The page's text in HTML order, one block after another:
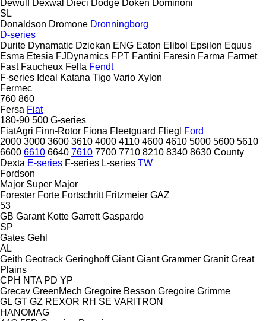
Dewulf Dexwal Dieci Dodge Doken Dominoni
SL
Donaldson Dromone Dronningborg
D-series
Durite Dynamatic Dziekan ENG Eaton Elibol Epsilon Equus
Esma Etesia FJDynamics FPT Fantini Faresin Farma Farmet
Fast Faucheux Fella Fendt
F-series Ideal Katana Tigo Vario Xylon
Fermec
760 860
Fersa Fiat
180-90 500 G-series
FiatAgri Finn-Rotor Fiona Fleetguard Fliegl
Ford
2000 3000 3600 3610 4000 4110 4600 4610 5000 5600 5610
6600 6610 6640 7610 7700 7710 8210 8340 8630 County
Dexta E-series F-series L-series TW
Fordson
Major Super Major
Forester Forte Fortschritt Fritzmeier GAZ
53
GB Garant Kotte Garrett Gaspardo
SP
Gates Gehl
AL
Geith Geotrack Geringhoff Giant Giant Grammer Granit Great
Plains
CPH NTA PD YP
Grecav GreenMech Gregoire Besson Gregoire Grimme
GL GT GZ REXOR RH SE VARITRON
HANOMAG